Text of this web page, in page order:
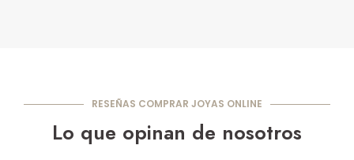
RESEÑAS COMPRAR JOYAS ONLINE
Lo que opinan de nosotros